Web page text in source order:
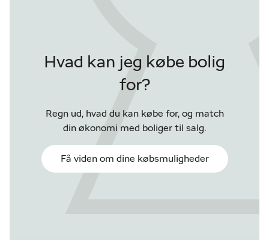
Hvad kan jeg købe bolig
for?
Regn ud, hvad du kan købe for, og match
din økonomi med boliger til salg.
Få viden om dine købsmuligheder